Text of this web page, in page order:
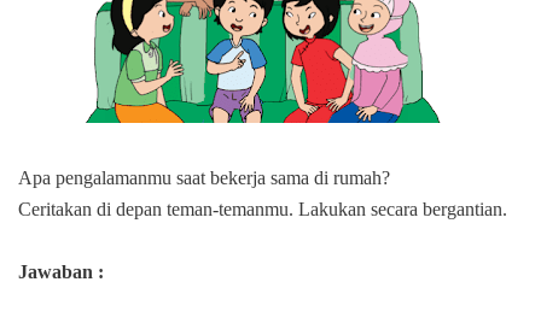
Apa pengalamanmu saat bekerja sama di rumah?
Ceritakan di depan teman-temanmu. Lakukan secara bergantian.
Jawaban :